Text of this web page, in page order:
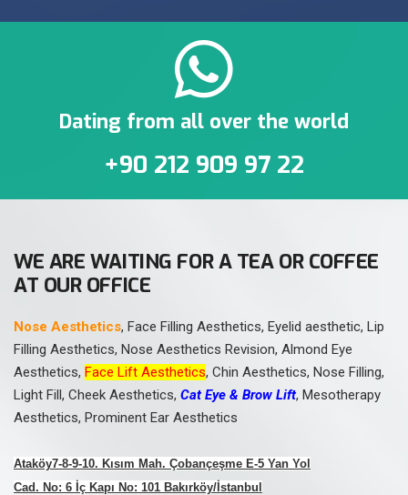
Dating from all over the world
+90 212 909 97 22
WE ARE WAITING FOR A TEA OR COFFEE
AT OUR OFFICE
Nose Aesthetics, Face Filling Aesthetics, Eyelid aesthetic, Lip
Filling Aesthetics, Nose Aesthetics Revision, Almond Eye
Aesthetics, Face Lift Aesthetics, Chin Aesthetics, Nose Filling,
Light Fill, Cheek Aesthetics, Cat Eye & Brow Lift, Mesotherapy
Aesthetics, Prominent Ear Aesthetics
Ataköy7-8-9-10. Kısım Mah. Çobançeşme E-5 Yan Yol
Cad. No: 6 İç Kapı No: 101 Bakırköy/İstanbul